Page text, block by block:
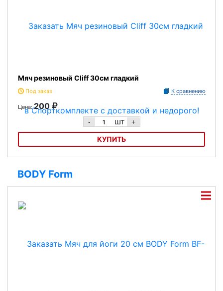
Мяч резиновый Cliff 30см гладкий
Под заказ К сравнению
Цена:200
- шт +
КУПИТЬ
BODY Form